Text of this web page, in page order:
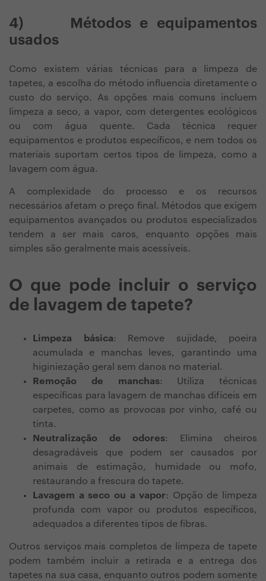
4)
Métodos e equipamentos
usados
Como existem várias técnicas para a limpeza de
tapetes, a escolha do método influencia diretamente o
custo do serviço. As opções mais comuns incluem
limpeza a seco, a vapor, com detergentes ecológicos
ou com água quente. Cada técnica requer
equipamentos e produtos específicos, e nem todos os
materiais suportam certos tipos de limpeza, como a
lavagem com água.
A complexidade do processo e os recursos
necessários afetam o preço final. Métodos que exigem
equipamentos avançados ou produtos especializados
tendem a ser mais caros, enquanto opções mais
simples são geralmente mais acessíveis.
O que pode incluir o serviço
de lavagem de tapete?
Limpeza básica: Remove sujidade, poeira
acumulada e manchas leves, garantindo uma
higiniezação geral sem danos no material.
Remoção de manchas: Utiliza técnicas
específicas para lavagem de manchas difíceis em
carpetes, como as provocas por vinho, café ou
tinta.
Neutralização de odores: Elimina cheiros
desagradáveis que podem ser causados por
animais de estimação, humidade ou mofo,
restaurando a frescura do tapete.
Lavagem a seco ou a vapor: Opção de limpeza
profunda com vapor ou produtos específicos,
adequados a diferentes tipos de fibras.
Outros serviços mais completos de limpeza de tapete
podem também incluir a retirada e a entrega dos
tapetes na sua casa, enquanto outros podem somente